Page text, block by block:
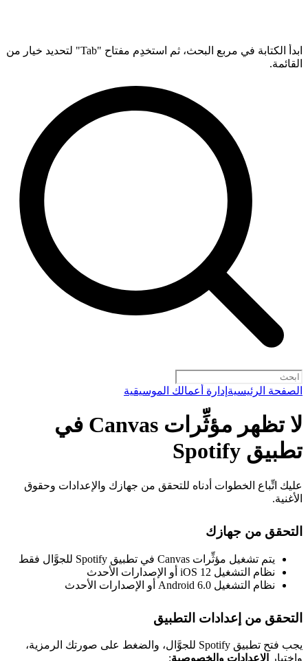
ابدأ الكتابة في مربع البحث، ثم استخدِم مفتاح "Tab" لتحديد خيار من
القائمة.
الصفحة الرئيسية إدارة أعمالك الموسيقية
لا تظهر مؤثِّرات Canvas في
تطبيق Spotify
عليك اتِّباع الخطوات أدناه للتحقق من جهازك والإعدادات وحقوق
الأغنية.
التحقق من جهازك
يتم تشغيل مؤثِّرات Canvas في تطبيق Spotify للجوَّال فقط
نظام التشغيل iOS 12 أو الإصدارات الأحدث
نظام التشغيل Android 6.0 أو الإصدارات الأحدث
التحقق من إعدادات التطبيق
يجب فتح تطبيق Spotify للجوَّال، والضغط على صورتك الرمزية،
واختيار
الإعدادات والخصوصية: